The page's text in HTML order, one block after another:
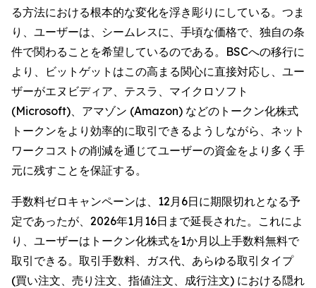
る方法における根本的な変化を浮き彫りにしている。つま
り、ユーザーは、シームレスに、手頃な価格で、独自の条
件で関わることを希望しているのである。BSCへの移行に
より、ビットゲットはこの高まる関心に直接対応し、ユー
ザーがエヌビディア、テスラ、マイクロソフト
(Microsoft)、アマゾン (Amazon) などのトークン化株式
トークンをより効率的に取引できるようしながら、ネット
ワークコストの削減を通じてユーザーの資金をより多く手
元に残すことを保証する。
手数料ゼロキャンペーンは、12月6日に期限切れとなる予
定であったが、2026年1月16日まで延長された。これによ
り、ユーザーはトークン化株式を1か月以上手数料無料で
取引できる。取引手数料、ガス代、あらゆる取引タイプ
(買い注文、売り注文、指値注文、成行注文) における隠れ